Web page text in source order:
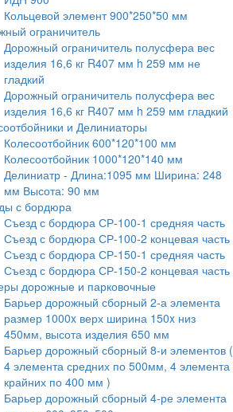
Кольцевой элемент 900*250*50 мм
ограничитель
Дорожный ограничитель полусфера вес
изделия 16,6 кг R407 мм h 259 мм не
гладкий
Дорожный ограничитель полусфера вес
изделия 16,6 кг R407 мм h 259 мм гладкий
и Делиниаторы
Колесоотбойник 600*120*100 мм
Колесоотбойник 1000*120*140 мм
Делиниатр - Длина:1095 мм Ширина: 248
мм Высота: 90 мм
с бордюра
Съезд с бордюра СР-100-1 средняя часть
Съезд с бордюра СР-100-2 концевая часть
Съезд с бордюра СР-150-1 средняя часть
Съезд с бордюра СР-150-2 концевая часть
дорожные и парковочные
Барьер дорожный сборный 2-а элемента
размер 1000x верх ширина 150x низ
450мм, высота изделия 650 мм
Барьер дорожный сборный 8-и элементов (
4 элемента средних по 500мм, 4 элемента
крайних по 400 мм )
Барьер дорожный сборный 4-ре элемента